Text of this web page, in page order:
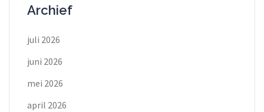
Archief
juli 2026
juni 2026
mei 2026
april 2026